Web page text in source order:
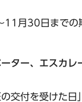
11月30日までの
ター、エスカレ
交付を受けた日